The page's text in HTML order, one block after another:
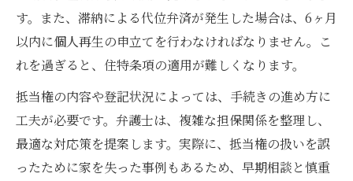
す。また、滞納による代位弁済が発生した場合は、6ヶ月
以内に個人再生の申立てを行わなければなりません。こ
れを過ぎると、住特条項の適用が難しくなります。
抵当権の内容や登記状況によっては、手続きの進め方に
工夫が必要です。弁護士は、複雑な担保関係を整理し、
最適な対応策を提案します。実際に、抵当権の扱いを誤
ったために家を失った事例もあるため、早期相談と慎重